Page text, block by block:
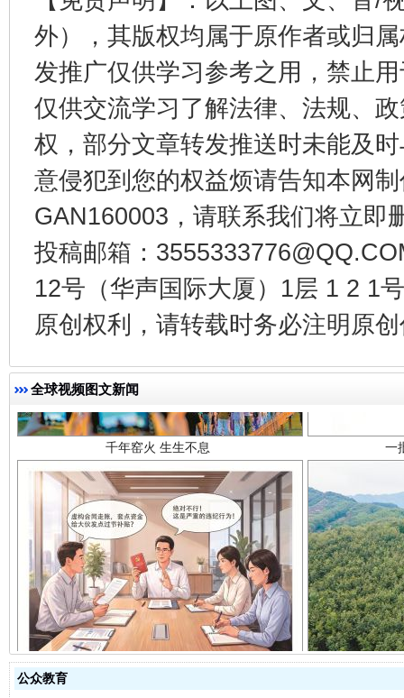
外），其版权均属于原作者或归
发推广仅供学习参考之用，禁止
仅供交流学习了解法律、法规、
权，部分文章转发推送时未能及
意侵犯到您的权益烦请告知本网
GAN160003，请联系我们将立即
投稿邮箱：
12号（华声国际大厦）1层 1 2 1
原创权利，请转载时务必注明原
全球视频图文新闻
东山县通报“牛蛙产品抗生素超标问题” 法
千年窑火 生生不息 一
揭开“小金库”的免责幌子
公众教育